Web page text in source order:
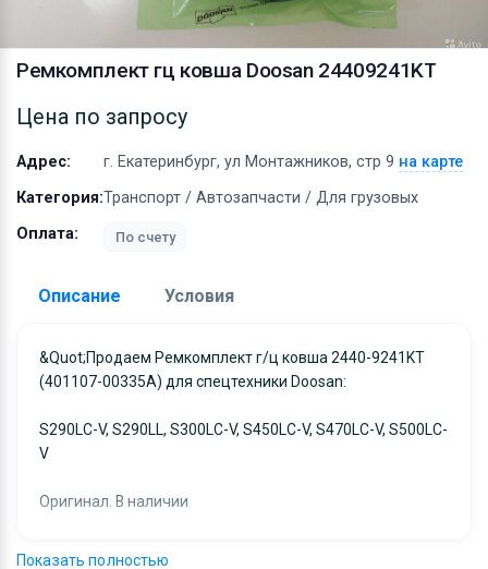
Ремкомплект гц ковша Doosan 24409241KT
Цена по запросу
Адрес: г. Екатеринбург, ул Монтажников, стр 9 на карте
Категория:Транспорт / Автозапчасти / Для грузовых
Оплата:
По счету
Описание Условия
&quot;Продаем Ремкомплект г/ц ковша 2440-9241KT
(401107-00335A) для спецтехники Doosan:
S290LC-V, S290LL, S300LC-V, S450LC-V, S470LC-V, S500LC-
V
Оригинал. В наличии
Показать полностью
Доставка:
Адрес самовывоза:г. Екатеринбург, ул
Условия и гарантии:
после получения оплаты и отправляются через UPS
без обязательной подписи. При выборе доставки
Материалы